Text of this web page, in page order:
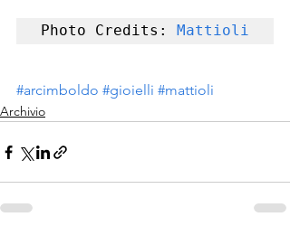
Photo Credits: Mattioli
#arcimboldo #gioielli #mattioli
Archivio